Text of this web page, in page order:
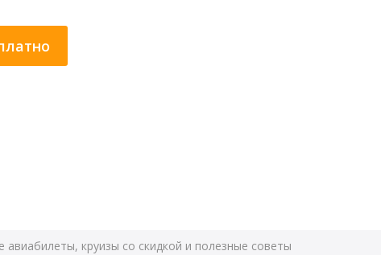
круизы со скидкой и полезные советы